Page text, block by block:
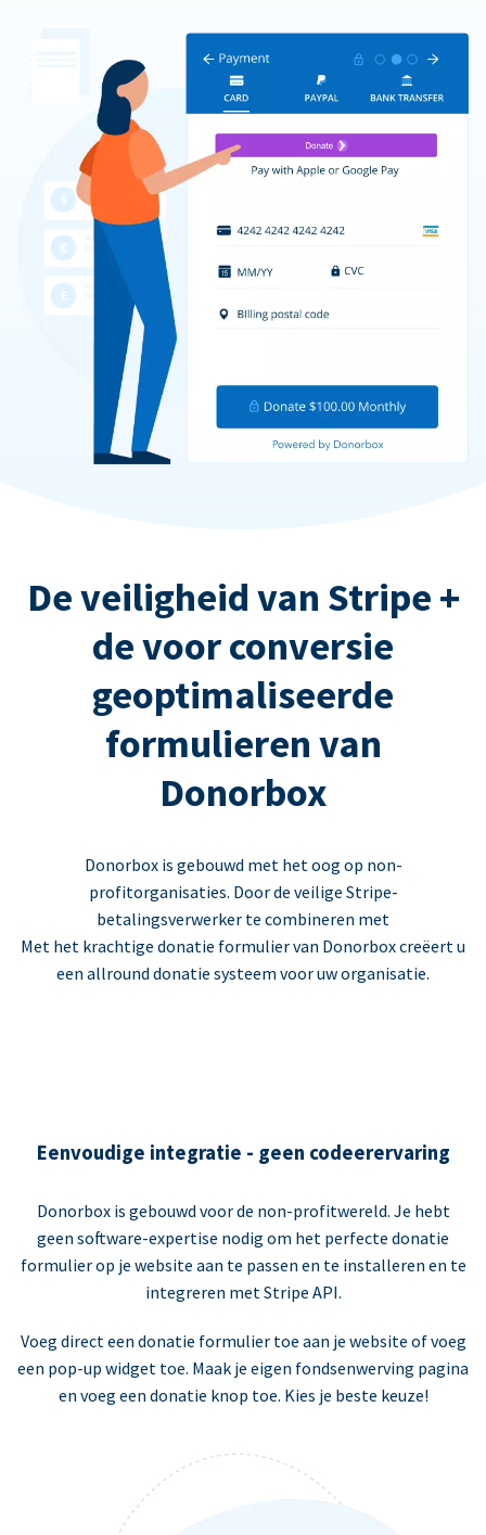
De veiligheid van Stripe +
de voor conversie
geoptimaliseerde
formulieren van
Donorbox
Donorbox is gebouwd met het oog op non-
profitorganisaties. Door de veilige Stripe-
betalingsverwerker te combineren met
Met het krachtige donatie formulier van Donorbox creëert u
een allround donatie systeem voor uw organisatie.
Eenvoudige integratie - geen codeerervaring
Donorbox is gebouwd voor de non-profitwereld. Je hebt
geen software-expertise nodig om het perfecte donatie
formulier op je website aan te passen en te installeren en te
integreren met Stripe API.
Voeg direct een donatie formulier toe aan je website of voeg
een pop-up widget toe. Maak je eigen fondsenwerving pagina
en voeg een donatie knop toe. Kies je beste keuze!